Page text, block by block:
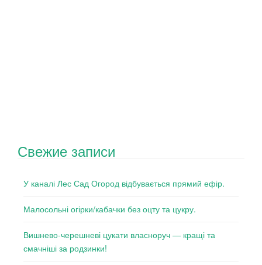
Свежие записи
У каналі Лес Сад Огород відбувається прямий ефір.
Малосольні огірки/кабачки без оцту та цукру.
Вишнево-черешневі цукати власноруч — кращі та
смачніші за родзинки!